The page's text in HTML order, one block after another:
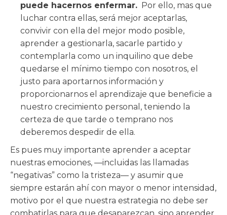
puede hacernos enfermar. Por ello, mas que
luchar contra ellas, será mejor aceptarlas,
convivir con ella del mejor modo posible,
aprender a gestionarla, sacarle partido y
contemplarla como un inquilino que debe
quedarse el mínimo tiempo con nosotros, el
justo para aportarnos información y
proporcionarnos el aprendizaje que beneficie a
nuestro crecimiento personal, teniendo la
certeza de que tarde o temprano nos
deberemos despedir de ella.
Es pues muy importante aprender a aceptar
nuestras emociones, —incluidas las llamadas
“negativas” como la tristeza— y asumir que
siempre estarán ahí con mayor o menor intensidad,
motivo por el que nuestra estrategia no debe ser